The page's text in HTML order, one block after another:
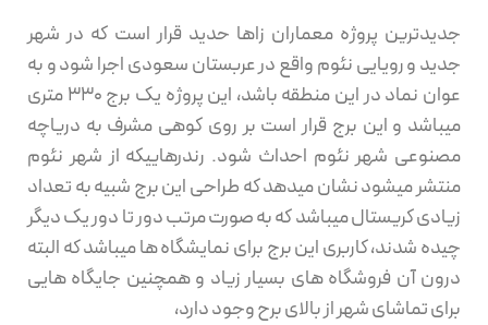
جدیدترین پروژه معماران زاها حدید قرار است که در شهر
جدید و رویایی نئوم واقع در عربستان سعودی اجرا شود و به
عوان نماد در این منطقه باشد، این پروژه یک برج 330 متری
میباشد و این برج قرار است بر روی کوهی مشرف به دریاچه
مصنوعی شهر نئوم احداث شود. رندرهاییکه از شهر نئوم
منتشر میشود نشان میدهد که طراحی این برج شبیه به تعداد
زیادی کریستال میباشد که به صورت مرتب دور تا دور یک دیگر
چیده شدند، کاربری این برج برای نمایشگاه ها میباشد که البته
درون آن فروشگاه های بسیار زیاد و همچنین جایگاه هایی
برای تماشای شهر از بالای برح وجود دارد،